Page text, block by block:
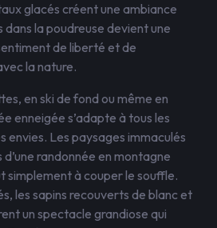
glacés créent une ambiance
la poudreuse devient une
de liberté et de
la nature.
en ski de fond ou même en
enneigée s’adapte à tous les
envies. Les paysages immaculés
d’une randonnée en montagne
simplement à couper le souffle.
les sapins recouverts de blanc et
un spectacle grandiose qui